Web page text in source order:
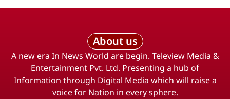
About us
A new era In News World are begin. Teleview Media &
Entertainment Pvt. Ltd. Presenting a hub of
Information through Digital Media which will raise a
voice for Nation in every sphere.